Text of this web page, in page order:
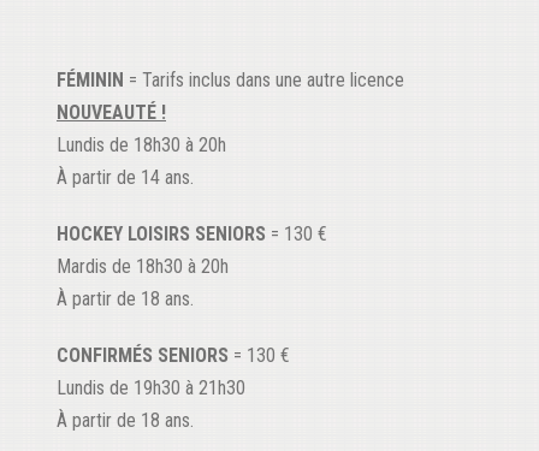
FÉMININ = Tarifs inclus dans une autre licence
NOUVEAUTÉ !
Lundis de 18h30 à 20h
À partir de 14 ans.
HOCKEY LOISIRS SENIORS = 130 €
Mardis de 18h30 à 20h
À partir de 18 ans.
CONFIRMÉS SENIORS = 130 €
Lundis de 19h30 à 21h30
À partir de 18 ans.